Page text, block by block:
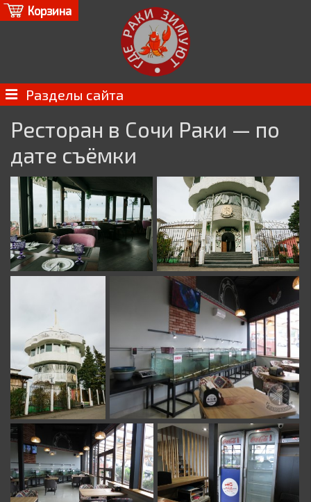
Корзина
Разделы сайта
Ресторан в Сочи Раки — по
дате съёмки